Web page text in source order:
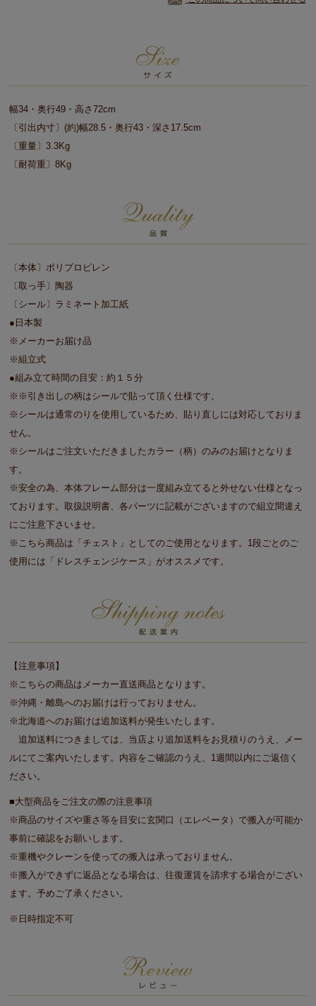
幅34・奥行49・高さ72cm
〔引出内寸〕(約)幅28.5・奥行43・深さ17.5cm
〔重量〕3.3Kg
〔耐荷重〕8Kg
〔本体〕ポリプロピレン
〔取っ手〕陶器
〔シール〕ラミネート加工紙
●日本製
※メーカーお届け品
※組立式
●組み立て時間の目安：約１５分
※※引き出しの柄はシールで貼って頂く仕様です。
※シールは通常のりを使用しているため、貼り直しには対応しておりま
せん。
※シールはご注文いただきましたカラー（柄）のみのお届けとなりま
す。
※安全の為、本体フレーム部分は一度組み立てると外せない仕様となっ
ております。取扱説明書、各パーツに記載がございますので組立間違え
にご注意下さいませ。
※こちら商品は「チェスト」としてのご使用となります。1段ごとのご
使用には「ドレスチェンジケース」がオススメです。
【注意事項】
※こちらの商品はメーカー直送商品となります。
※沖縄・離島へのお届けは行っておりません。
※北海道へのお届けは追加送料が発生いたします。
追加送料につきましては、当店より追加送料をお見積りのうえ、メー
ルにてご案内いたします。内容をご確認のうえ、1週間以内にご返信く
ださい。
■大型商品をご注文の際の注意事項
※商品のサイズや重さ等を目安に玄関口（エレベータ）で搬入が可能か
事前に確認をお願いします。
※重機やクレーンを使っての搬入は承っておりません。
※搬入ができずに返品となる場合は、往復運賃を請求する場合がござい
ます。予めご了承ください。
※日時指定不可